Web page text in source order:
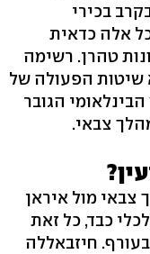
בכירי
אלה כדאית
טהרן. רשימה
שיטות הפעולה של
הגובר
צבאי.
צבאי מול איראן
כבד, כל זאת
חיזבאללה